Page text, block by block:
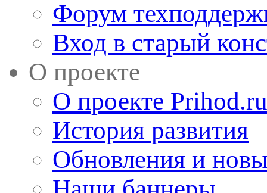
Форум
Вход в старый
О проекте
О проекте Prihod.ru
История развития
Обновления и